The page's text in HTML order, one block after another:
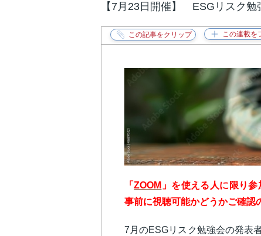
【7月23日開催】 ESGリスク勉
「ZOOM 」を使える人に限り
事前に視聴可能かどうかご確認
7月のESGリスク勉強会の発表